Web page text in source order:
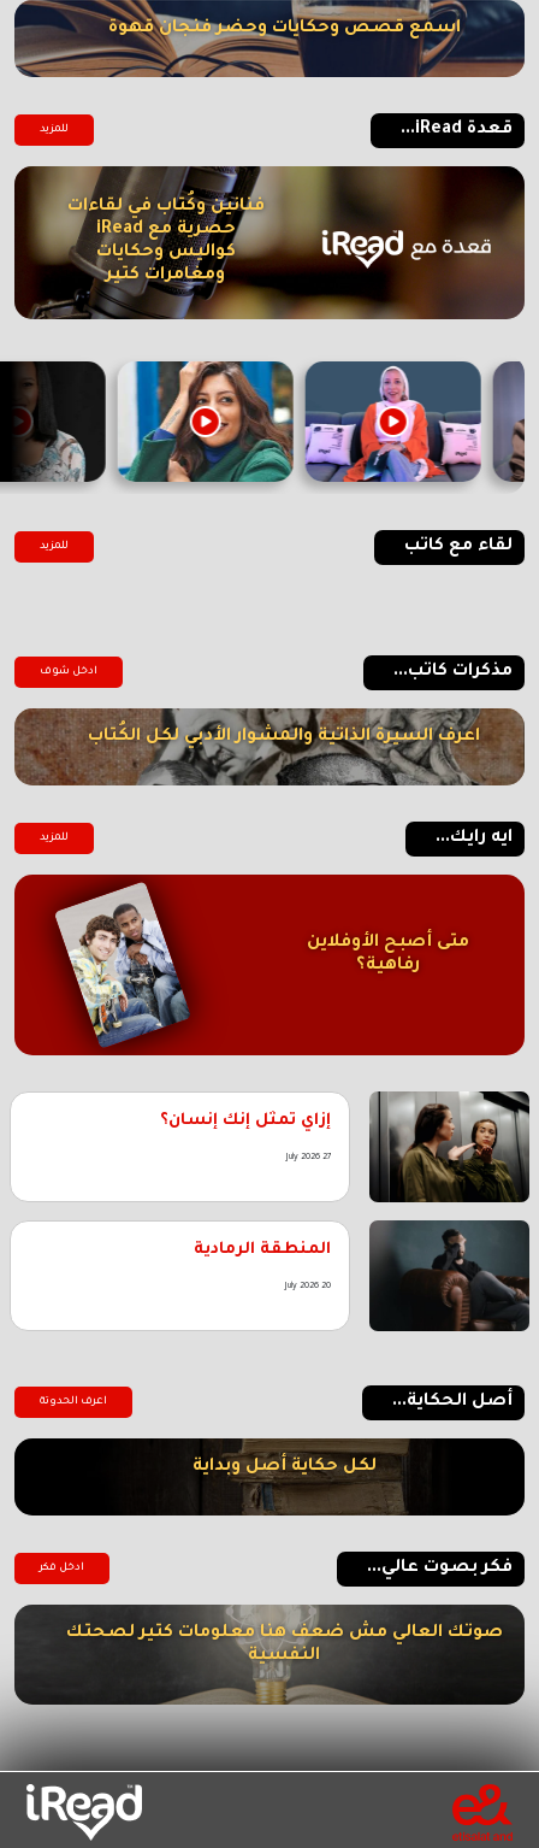
اسمع قصص وحكايات وحضر فنجان قهوة
قعدة iRead... للمزيد
فنانين وكُتاب في لقاءات
حصرية مع iRead
كواليس وحكايات
ومغامرات كتير
لقاء مع كاتب للمزيد
مذكرات كاتب... ادخل شوف
اعرف السيرة الذاتية والمشوار الأدبي لكل الكُتاب
ايه رايك... للمزيد
متى أصبح الأوفلاين
رفاهية؟
إزاي تمثل إنك إنسان؟
27 July 2026
المنطقة الرمادية
20 July 2026
أصل الحكاية... اعرف الحدوتة
لكل حكاية أصل وبداية
فكر بصوت عالي... ادخل فكر
صوتك العالي مش ضعف هنا معلومات كتير لصحتك
النفسية